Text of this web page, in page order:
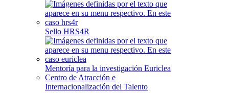
Sello HRS4R
Mentoría para la investigación Euriclea
Centro de Atracción e
Internacionalización del Talento